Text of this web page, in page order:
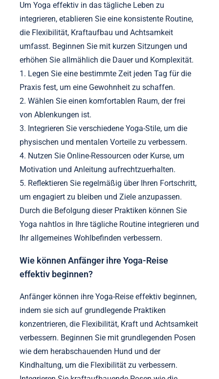
Um Yoga effektiv in das tägliche Leben zu
integrieren, etablieren Sie eine konsistente Routine,
die Flexibilität, Kraftaufbau und Achtsamkeit
umfasst. Beginnen Sie mit kurzen Sitzungen und
erhöhen Sie allmählich die Dauer und Komplexität.
1. Legen Sie eine bestimmte Zeit jeden Tag für die
Praxis fest, um eine Gewohnheit zu schaffen.
2. Wählen Sie einen komfortablen Raum, der frei
von Ablenkungen ist.
3. Integrieren Sie verschiedene Yoga-Stile, um die
physischen und mentalen Vorteile zu verbessern.
4. Nutzen Sie Online-Ressourcen oder Kurse, um
Motivation und Anleitung aufrechtzuerhalten.
5. Reflektieren Sie regelmäßig über Ihren Fortschritt,
um engagiert zu bleiben und Ziele anzupassen.
Durch die Befolgung dieser Praktiken können Sie
Yoga nahtlos in Ihre tägliche Routine integrieren und
Ihr allgemeines Wohlbefinden verbessern.
Wie können Anfänger ihre Yoga-Reise
effektiv beginnen?
Anfänger können ihre Yoga-Reise effektiv beginnen,
indem sie sich auf grundlegende Praktiken
konzentrieren, die Flexibilität, Kraft und Achtsamkeit
verbessern. Beginnen Sie mit grundlegenden Posen
wie dem herabschauenden Hund und der
Kindhaltung, um die Flexibilität zu verbessern.